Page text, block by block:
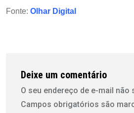
Fonte: Olhar Digital
Deixe um comentário
O seu endereço de e-mail não
Campos obrigatórios são